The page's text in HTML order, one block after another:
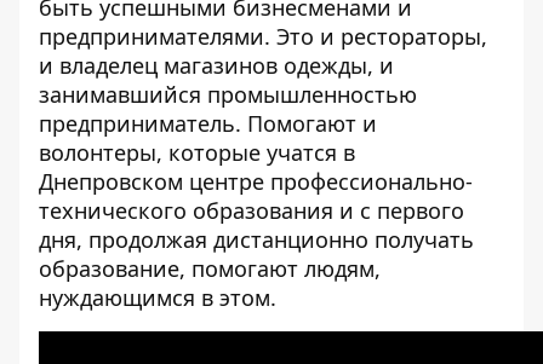
быть успешными бизнесменами и
предпринимателями. Это и рестораторы,
и владелец магазинов одежды, и
занимавшийся промышленностью
предприниматель. Помогают и
волонтеры, которые учатся в
Днепровском центре профессионально-
технического образования и с первого
дня, продолжая дистанционно получать
образование, помогают людям,
нуждающимся в этом.